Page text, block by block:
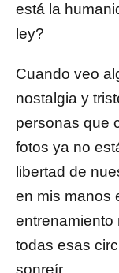
está la
ley?
Cuando veo
nostalgia y
personas que
fotos ya no
libertad de
en mis manos
entrenamiento
todas esas
sonreír.